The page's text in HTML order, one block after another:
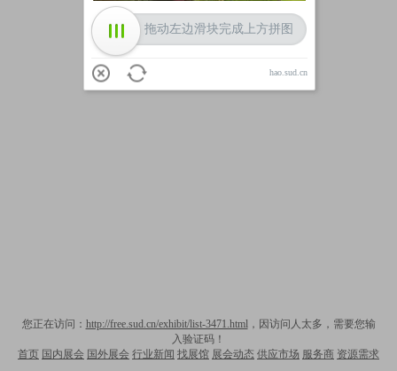
您正在访问： http://free.sud.cn/exhibit/list-3471.html，因访问人太多，需要您输
入验证码！
首页 国内展会 国外展会 行业新闻 找展馆 展会动态 供应市场 服务商 资源需求
拖动左边滑块完成上方拼图
hao.sud.cn